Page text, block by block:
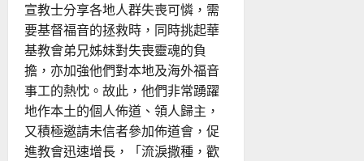
音
工
作
上
的
角
色
｜
中
國
心
宣教士分享各地人群失喪可憐，需
要基督福音的拯救時，同時挑起華
基教會弟兄姊妹對失喪靈魂的負
擔，亦加強他們對本地及海外福音
事工的熱忱。故此，他們非常踴躍
地作本土的個人佈道、領人歸主，
又積極邀請未信者參加佈道會，促
進教會迅速增長，「流淚撒種，歡